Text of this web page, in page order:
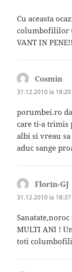
Cu aceasta
columbofililor
VANT IN
Cosmin
31.12.2010 la 18:20
porumbei.ro
care ti-a trimis
albi si vreau sa
aduc sange
Florin-GJ
31.12.2010 la 18:37
MULTI ANI !
toti